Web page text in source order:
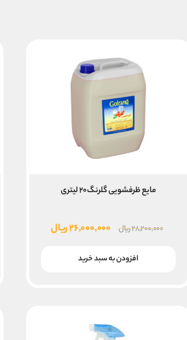
مایع ظرفشویی گلرنگ۲۰ لیتری
۲۸,۲۰۰,۰۰۰ریال
قیمت
۲۶,۰۰۰,۰۰۰ریالقیمت
افزودن به سبد خرید